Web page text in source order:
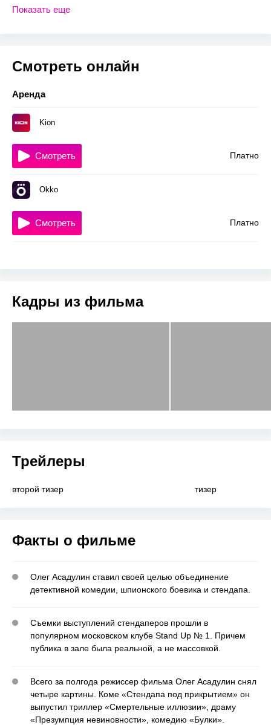
Показать еще
Смотреть онлайн
Аренда
Kion
Платно
Смотреть
Okko
Платно
Смотреть
Кадры из фильма
Трейлеры
второй тизер тизер
Факты о фильме
Олег Асадулин ставил своей целью объединение
детективной комедии, шпионского боевика и стендапа.
Съемки выступлений стендаперов прошли в
популярном московском клубе Stand Up № 1. Причем
публика в зале была реальной, а не массовкой.
Всего за полгода режиссер фильма Олег Асадулин снял
четыре картины. Коме «Стендапа под прикрытием» он
выпустил триллер «Смертельные иллюзии», драму
«Презумпция невиновности», комедию «Булки».